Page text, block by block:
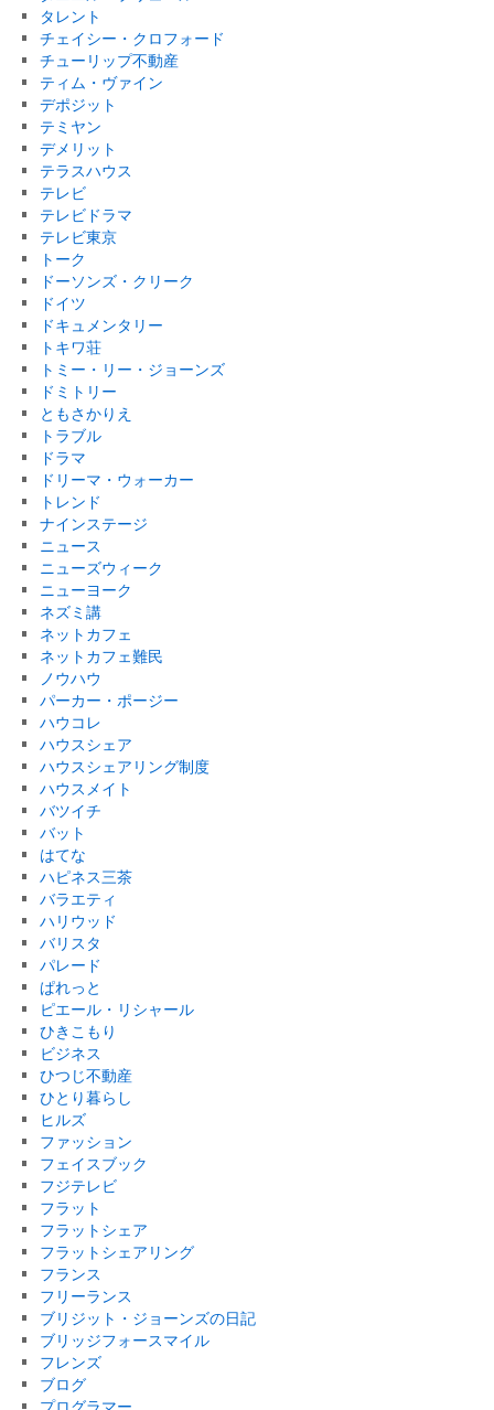
タレント
チェイシー・クロフォード
チューリップ不動産
ティム・ヴァイン
デポジット
テミヤン
デメリット
テラスハウス
テレビ
テレビドラマ
テレビ東京
トーク
ドーソンズ・クリーク
ドイツ
ドキュメンタリー
トキワ荘
トミー・リー・ジョーンズ
ドミトリー
ともさかりえ
トラブル
ドラマ
ドリーマ・ウォーカー
トレンド
ナインステージ
ニュース
ニューズウィーク
ニューヨーク
ネズミ講
ネットカフェ
ネットカフェ難民
ノウハウ
パーカー・ポージー
ハウコレ
ハウスシェア
ハウスシェアリング制度
ハウスメイト
バツイチ
バット
はてな
ハピネス三茶
バラエティ
ハリウッド
バリスタ
パレード
ぱれっと
ピエール・リシャール
ひきこもり
ビジネス
ひつじ不動産
ひとり暮らし
ヒルズ
ファッション
フェイスブック
フジテレビ
フラット
フラットシェア
フラットシェアリング
フランス
フリーランス
ブリジット・ジョーンズの日記
ブリッジフォースマイル
フレンズ
ブログ